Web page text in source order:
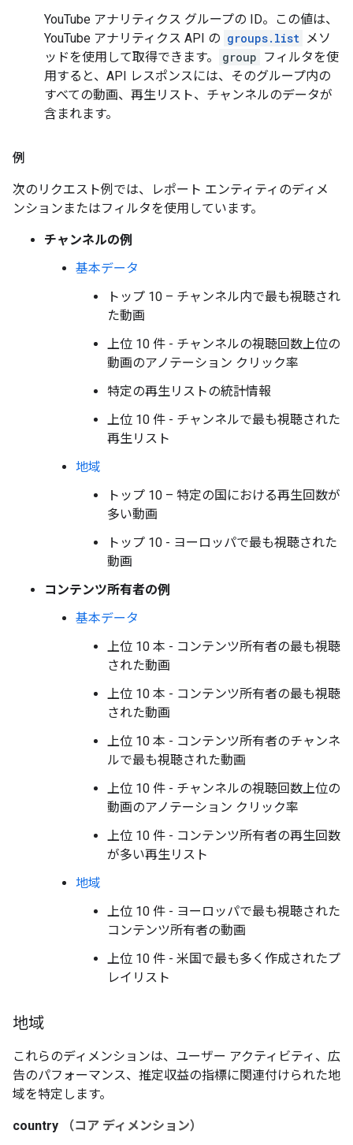
YouTube アナリティクス グループの ID。この値は、
YouTube アナリティクス API の groups.list メソ
ッドを使用して取得できます。
group フィルタを使
用すると、API レスポンスには、そのグループ内の
すべての動画、再生リスト、チャンネルのデータが
含まれます。
例
次のリクエスト例では、レポート エンティティのディメ
ンションまたはフィルタを使用しています。
チャンネルの例
基本データ
トップ 10 – チャンネル内で最も視聴され
た動画
上位 10 件 - チャンネルの視聴回数上位の
動画のアノテーション クリック率
特定の再生リストの統計情報
上位 10 件 - チャンネルで最も視聴された
再生リスト
地域
トップ 10 – 特定の国における再生回数が
多い動画
トップ 10 - ヨーロッパで最も視聴された
動画
コンテンツ所有者の例
基本データ
上位 10 本 - コンテンツ所有者の最も視聴
された動画
上位 10 本 - コンテンツ所有者の最も視聴
された動画
上位 10 本 - コンテンツ所有者のチャンネ
ルで最も視聴された動画
上位 10 件 - チャンネルの視聴回数上位の
動画のアノテーション クリック率
上位 10 件 - コンテンツ所有者の再生回数
が多い再生リスト
地域
上位 10 件 - ヨーロッパで最も視聴された
コンテンツ所有者の動画
上位 10 件 - 米国で最も多く作成されたプ
レイリスト
地域
これらのディメンションは、ユーザー アクティビティ、広
告のパフォーマンス、推定収益の指標に関連付けられた地
域を特定します。
country （コア ディメンション）